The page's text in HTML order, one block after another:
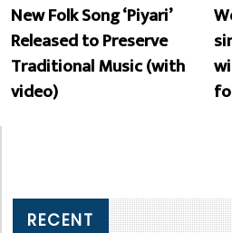
New Folk Song ‘Piyari’
Released to Preserve
Traditional Music (with
video)
RECENT